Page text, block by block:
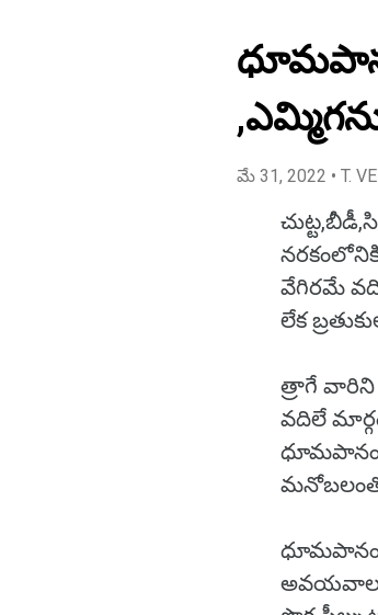
మే 31, 2022 • T.
నరకంలోనికి
వేగిరమే
లేక
త్రాగే వారిని
వదిలే
ధూమపానం
మనోబలంతో
ధూమపానం
అవయవాలు